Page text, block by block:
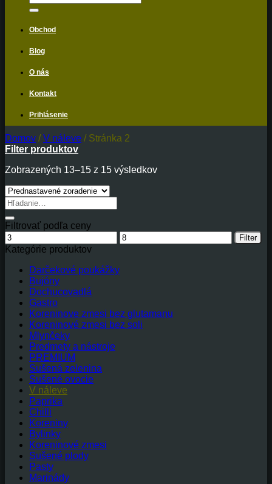
Obchod
Blog
O nás
Kontakt
Prihlásenie
Domov / V náleve / Stránka 2
Filter produktov
Zobrazených 13–15 z 15 výsledkov
Hľadať:
Filtrovať podľa ceny
Minimálna
cena
Maximálna
cena
Filter
Kategórie produktov
Darčekové poukážky
Bujóny
Dochucovadlá
Gastro
Koreninove zmesi bez glutamanu
Koreninové zmesi bez soli
Mlynčeky
Predmety a nástroje
PREMIUM
Sušená zelenina
Sušené ovocie
V náleve
Paprika
Chilli
Koreniny
Bylinky
Koreninové zmesi
Sušené plody
Pasty
Marinády